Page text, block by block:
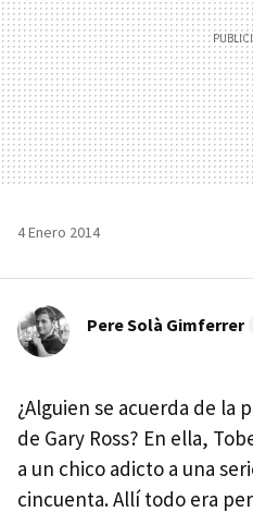
4 Enero 2014
Pere Solà Gimferrer
¿Alguien se acuerda de la
de Gary Ross? En ella,
a un chico adicto a una
cincuenta. Allí todo era